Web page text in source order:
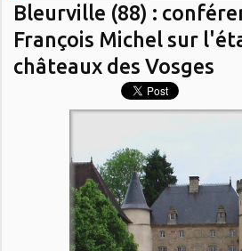
Bleurville (88) :
François Michel sur
châteaux des Vosges